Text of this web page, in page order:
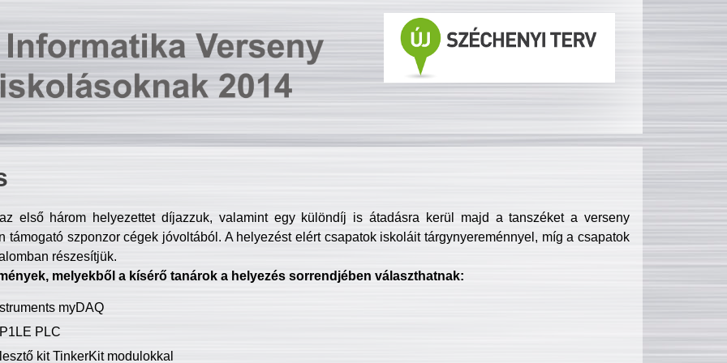
első három helyezettet díjazzuk, valamint egy különdíj is átadásra kerül majd a tanszéket a verseny
támogató szponzor cégek jóvoltából. A helyezést elért csapatok iskoláit tárgynyereménnyel, míg a csapatok
részesítjük.
melyekből a kísérő tanárok a helyezés sorrendjében választhatnak:
myDAQ
PLC
kit TinkerKit modulokkal